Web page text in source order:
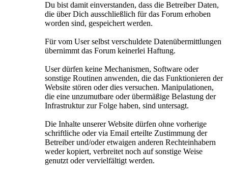
Du bist damit einverstanden, dass die Betreiber Daten,
die über Dich ausschließlich für das Forum erhoben
worden sind, gespeichert werden.
Für vom User selbst verschuldete Datenübermittlungen
übernimmt das Forum keinerlei Haftung.
User dürfen keine Mechanismen, Software oder
sonstige Routinen anwenden, die das Funktionieren der
Website stören oder dies versuchen. Manipulationen,
die eine unzumutbare oder übermäßige Belastung der
Infrastruktur zur Folge haben, sind untersagt.
Die Inhalte unserer Website dürfen ohne vorherige
schriftliche oder via Email erteilte Zustimmung der
Betreiber und/oder etwaigen anderen Rechteinhabern
weder kopiert, verbreitet noch auf sonstige Weise
genutzt oder vervielfältigt werden.